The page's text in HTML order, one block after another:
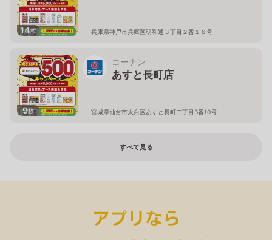
14枚 兵庫県神戸市兵庫区明和通３丁目２番１６号
9枚
コーナン
あすと長町店
宮城県仙台市太白区あすと長町二丁目3番10号
すべて見る